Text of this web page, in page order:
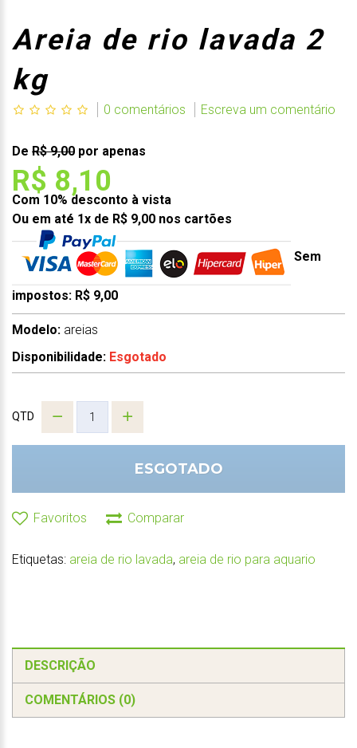
Areia de rio lavada 2
kg
0 comentários Escreva um comentário
De R$ 9,00 por apenas
R$ 8,10
Com 10% desconto à vista
Ou em até 1x de R$ 9,00 nos cartões
Sem
impostos: R$ 9,00
Modelo: areias
Disponibilidade: Esgotado
QTD
ESGOTADO
Favoritos Comparar
Etiquetas: areia de rio lavada, areia de rio para aquario
DESCRIÇÃO
COMENTÁRIOS (0)